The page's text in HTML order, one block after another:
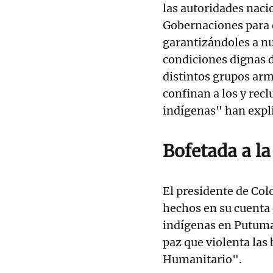
las autoridades
Gobernaciones
garantizándoles a
condiciones dignas
distintos grupos
confinan a los y
indígenas" han
Bofetada a
El presidente de
hechos en su
indígenas en
paz que violenta las
Humanitario".